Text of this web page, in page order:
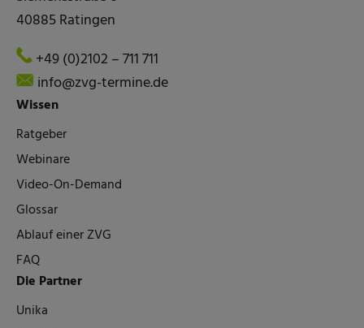
40885 Ratingen
+49 (0)2102 – 711 711
info@zvg-termine.de
Wissen
Ratgeber
Webinare
Video-On-Demand
Glossar
Ablauf einer ZVG
FAQ
Die Partner
Unika